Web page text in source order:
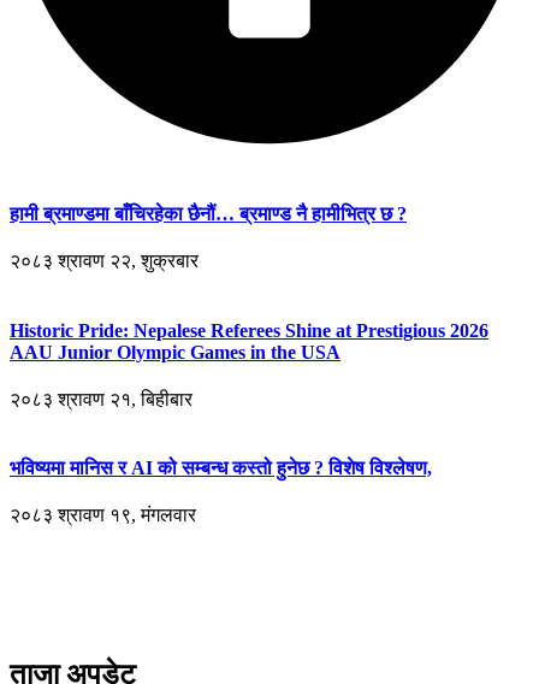
हामी ब्रमाण्डमा बाँचिरहेका छैनौं… ब्रमाण्ड नै हामीभित्र छ ?
२०८३ श्रावण २२, शुक्रबार
Historic Pride: Nepalese Referees Shine at Prestigious 2026
AAU Junior Olympic Games in the USA
२०८३ श्रावण २१, बिहीबार
भविष्यमा मानिस र AI को सम्बन्ध कस्तो हुनेछ ? विशेष विश्लेषण,
२०८३ श्रावण १९, मंगलवार
ताजा अपडेट